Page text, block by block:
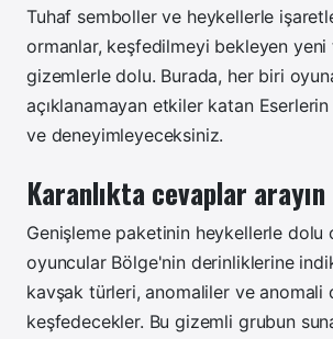
Tuhaf semboller ve heykellerle
ormanlar, keşfedilmeyi bekleyen
gizemlerle dolu. Burada, her biri
açıklanamayan etkiler katan
ve deneyimleyeceksiniz.
Karanlıkta cevaplar arayın
Genişleme paketinin heykellerle dolu
oyuncular Bölge'nin derinliklerine
kavşak türleri, anomaliler ve anomali
keşfedecekler. Bu gizemli grubun